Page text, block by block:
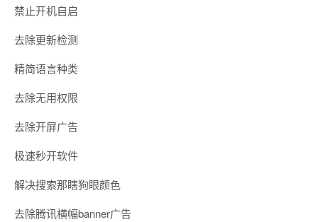
禁止开机自启
去除更新检测
精简语言种类
去除无用权限
去除开屏广告
极速秒开软件
解决搜索那瞎狗眼颜色
去除腾讯横幅banner广告